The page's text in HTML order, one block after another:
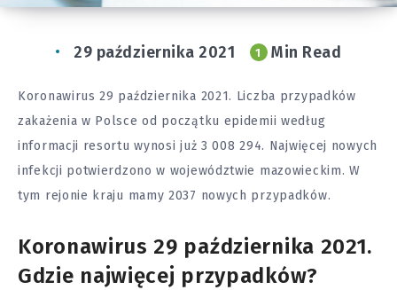
29 października 2021 1 Min Read
Koronawirus 29 października 2021. Liczba przypadków
zakażenia w Polsce od początku epidemii według
informacji resortu wynosi już 3 008 294. Najwięcej nowych
infekcji potwierdzono w województwie mazowieckim. W
tym rejonie kraju mamy 2037 nowych przypadków.
Koronawirus 29 października 2021.
Gdzie najwięcej przypadków?